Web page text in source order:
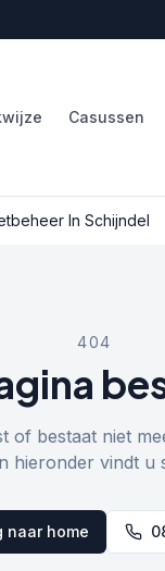
Casussen
In Schijndel
404
of bestaat niet
hieronder vindt u
naar home